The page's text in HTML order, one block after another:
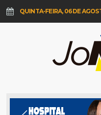
QUINTA-FEIRA, 06 DE